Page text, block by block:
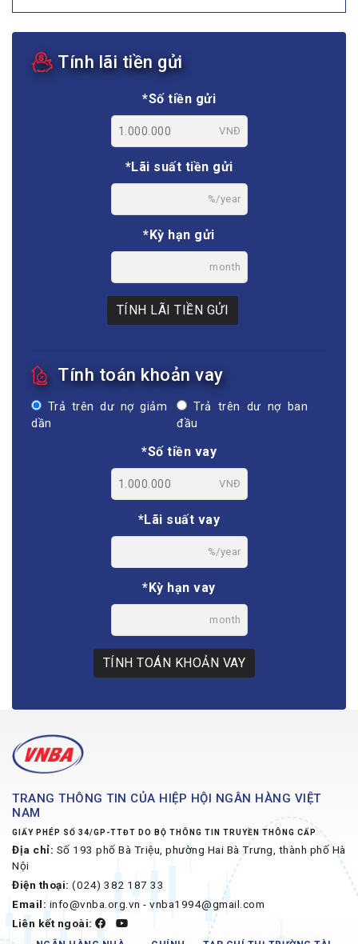
Tính lãi tiền gửi
*Số tiền gửi
VNĐ
*Lãi suất tiền gửi
%/year
*Kỳ hạn gửi
month
TÍNH LÃI TIỀN GỬI
Tính toán khoản vay
Trả trên dư nợ giảm
dần
Trả trên dư nợ ban
đầu
*Số tiền vay
VNĐ
*Lãi suất vay
%/year
*Kỳ hạn vay
month
TÍNH TOÁN KHOẢN VAY
TRANG THÔNG TIN CỦA HIỆP HỘI NGÂN HÀNG VIỆT
NAM
GIẤY PHÉP SỐ 34/GP-TTĐT DO BỘ THÔNG TIN TRUYỀN THÔNG CẤP
Địa chỉ: Số 193 phố Bà Triệu, phường Hai Bà Trưng, thành phố Hà
Nội
Điện thoại: (024) 382 187 33
Email: info@vnba.org.vn - vnba1994@gmail.com
Liên kết ngoài: